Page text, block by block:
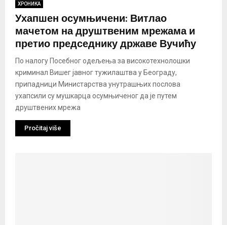
ХРОНИКА
Ухапшен осумњичени: Витлао
мачетом на друштвеним мрежама и
претио председнику државе Вучићу
По налогу Посебног одељења за високотехнолошки
криминал Вишег јавног тужилаштва у Београду,
припадници Министарства унутрашњих послова
ухапсили су мушкарца осумњиченог да је путем
друштвених мрежа
Pročitaj više